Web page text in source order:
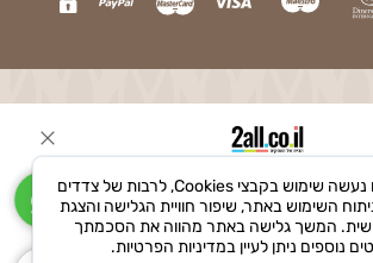
לידיעתך, באתרנו נעשה שימוש בקבצי Cookies, לרבות של צדדים
השימוש באתר, שיפור חוויית הגלישה והצגת
המשך גלישה באתר מהווה את הסכמתך
נוספים ניתן לעיין במדיניות הפרטיות.